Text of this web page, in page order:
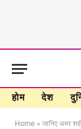
होम देश
Home »जानिए अमर